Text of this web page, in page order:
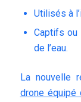
Utilisés à
Captifs
de l’eau.
La nouvelle
drone équipé